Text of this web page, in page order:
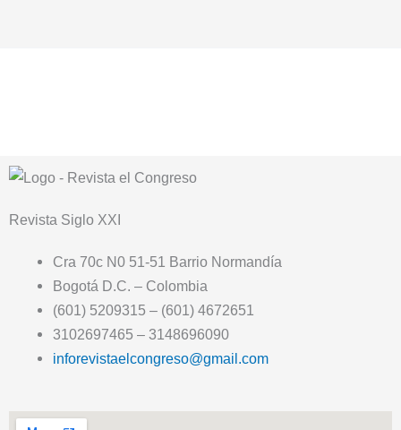
Revista Siglo XXI
Cra 70c N0 51-51 Barrio Normandía
Bogotá D.C. – Colombia
(601) 5209315 – (601) 4672651
3102697465 – 3148696090
inforevistaelcongreso@gmail.com